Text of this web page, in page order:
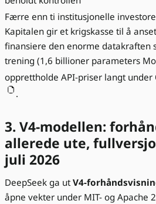
Færre enn ti institusjonelle
Kapitalen gir et krigskasse til å
finansiere den enorme datakraften
trening (1,6 billioner parameters
opprettholde API-priser langt under
.
3. V4-modellen:
allerede ute,
juli 2026
DeepSeek ga utV4-
åpne vekter under MIT- og Apache